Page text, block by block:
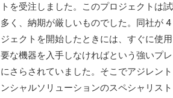
トを受注しました。このプロジェクトは
多く、納期が厳しいものでした。同社が
ジェクトを開始したときには、すぐに使
要な機器を入手しなければという強いプ
にさらされていました。そこでアジレン
ンシャルソリューションのスペシャリス